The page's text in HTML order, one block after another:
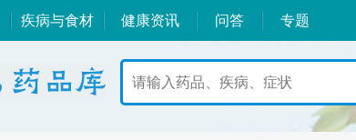
疾病与食材 健康资讯 问答 专题